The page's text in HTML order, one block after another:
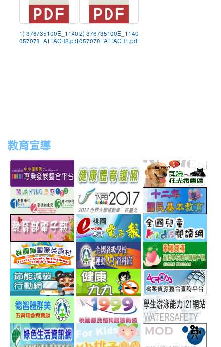
1) 376735100E_1140
057078_ATTACH2.pdf
2) 376735100E_1140
057078_ATTACH1.pdf
教育宣導
to
http://teachernet.moe.edu.tw/MAIN/index.aspx
link
to
https://airtw.epa.gov.tw/
link
to
http://
link
link
to
http://www.perdc.ntnu.edu.tw/anti-
flu/catalog.php?
MainCatalogID=2
link
http://
link
to
http://epaper.edu.tw/
link
to
http://163.30.192.132/
link
to
http://ev.tyc.edu.tw/
link
to
https://
to
link
to
http://ecolife.epa.gov.tw/cooler/default.aspx
link
to
http://
link
http://arteducation.sce.ntnu.edu.tw/fullfive/
link
to
http://www.tycg.gov.tw/
link
to
link
to